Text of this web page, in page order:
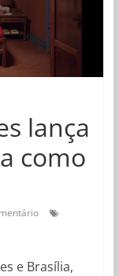
lança
como
e Brasília,